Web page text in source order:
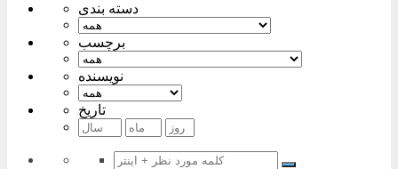
دسته بندی
برچسب
نویسنده
تاریخ